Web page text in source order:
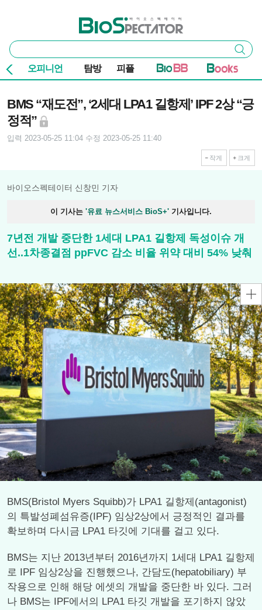
바이오스펙테이터
통
합
검
색
검색
오피니언 탐방 피플
BMS “재도전”, ‘2세대 LPA1 길항제’ IPF 2상 “긍
정적”
입력 2023-05-25 11:04 수정 2023-05-25 11:40
작게 크게
바이오스펙테이터 신창민 기자
이 기사는 '유료 뉴스서비스 BioS+' 기사입니다.
7년전 개발 중단한 1세대 LPA1 길항제 독성이슈 개
선..1차종결점 ppFVC 감소 비율 위약 대비 54% 낮춰
BMS(Bristol Myers Squibb)가 LPA1 길항제(antagonist)
의 특발성폐섬유증(IPF) 임상2상에서 긍정적인 결과를
확보하며 다시금 LPA1 타깃에 기대를 걸고 있다.
BMS는 지난 2013년부터 2016년까지 1세대 LPA1 길항제
로 IPF 임상2상을 진행했으나, 간담도(hepatobiliary) 부
작용으로 인해 해당 에셋의 개발을 중단한 바 있다. 그러
나 BMS는 IPF에서의 LPA1 타깃 개발을 포기하지 않았